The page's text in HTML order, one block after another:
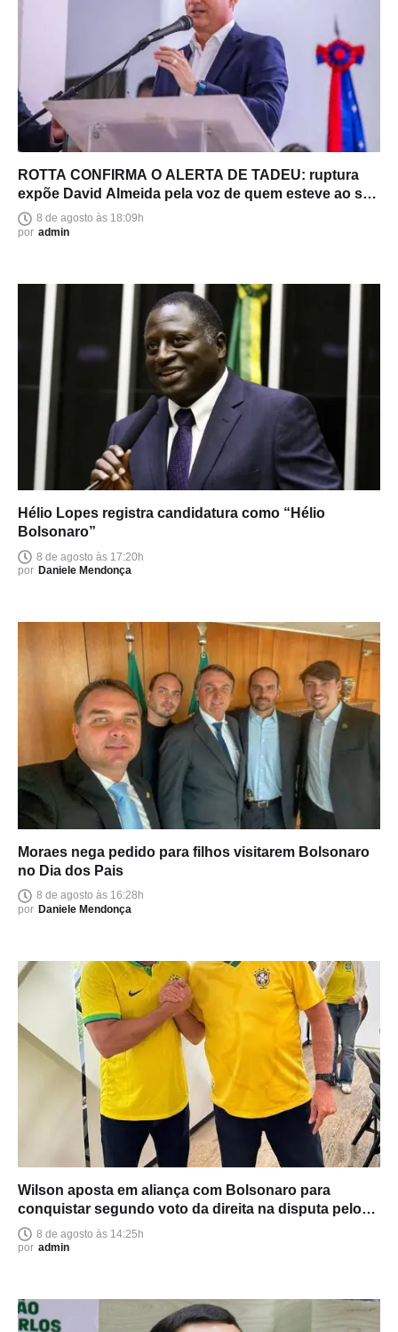
ROTTA CONFIRMA O ALERTA DE TADEU: ruptura
expõe David Almeida pela voz de quem esteve ao seu
lado8 de agosto às 18:09h
por admin
Hélio Lopes registra candidatura como “Hélio
Bolsonaro”
8 de agosto às 17:20h
por Daniele Mendonça
Moraes nega pedido para filhos visitarem Bolsonaro
no Dia dos Pais
8 de agosto às 16:28h
por Daniele Mendonça
Wilson aposta em aliança com Bolsonaro para
conquistar segundo voto da direita na disputa pelo
Senado
8 de agosto às 14:25h
por admin